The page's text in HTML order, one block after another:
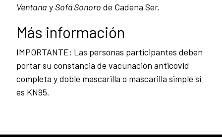
Ventana y Sofá Sonoro de Cadena Ser.
Más información
IMPORTANTE: Las personas participantes deben
portar su constancia de vacunación anticovid
completa y doble mascarilla o mascarilla simple si
es KN95.